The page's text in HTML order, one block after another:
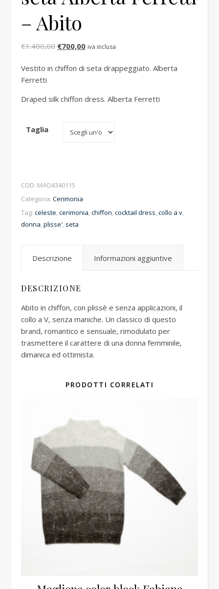
– Abito
€1.400,00 Il prezzo originale era: €1.400,00.
€700,00Il prezzo attuale è: €700,00.
iva inclusa
Vestito in chiffon di seta drappeggiato. Alberta
Ferretti
Draped silk chiffon dress. Alberta Ferretti
Taglia
COD: MAO4340115
Categoria: Cerimonia
Tag: celeste,cerimonia,chiffon,cocktail dress,collo a v,
donna,plisse', seta
Descrizione Informazioni aggiuntive
DESCRIZIONE
Abito in chiffon, con plissè e senza applicazioni, il
collo a V, senza maniche. Un classico di questo
brand, romantico e sensuale, rimodulato per
trasmettere il carattere di una donna femminile,
dimanica ed ottimista.
PRODOTTI CORRELATI